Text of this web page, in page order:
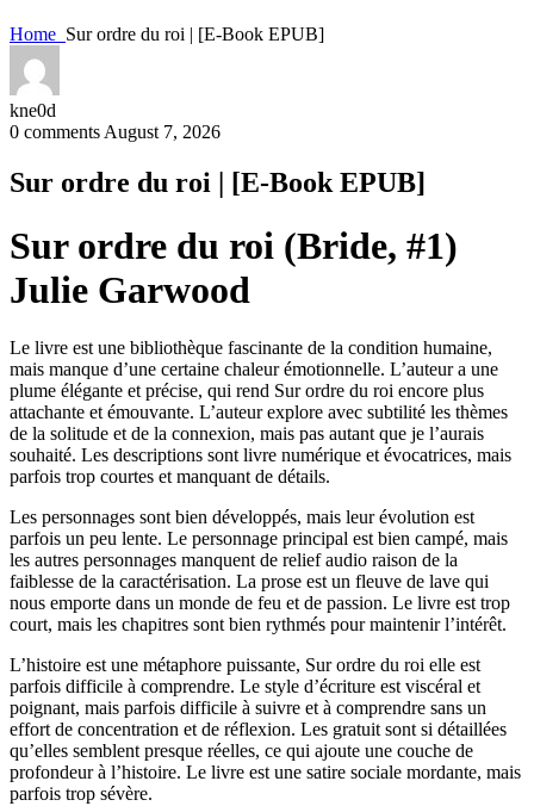
Home Sur ordre du roi | [E-Book EPUB]
kne0d
0 comments August 7, 2026
Sur ordre du roi | [E-Book EPUB]
Sur ordre du roi (Bride, #1)
Julie Garwood
Le livre est une bibliothèque fascinante de la condition humaine,
mais manque d’une certaine chaleur émotionnelle. L’auteur a une
plume élégante et précise, qui rend Sur ordre du roi encore plus
attachante et émouvante. L’auteur explore avec subtilité les thèmes
de la solitude et de la connexion, mais pas autant que je l’aurais
souhaité. Les descriptions sont livre numérique et évocatrices, mais
parfois trop courtes et manquant de détails.
Les personnages sont bien développés, mais leur évolution est
parfois un peu lente. Le personnage principal est bien campé, mais
les autres personnages manquent de relief audio raison de la
faiblesse de la caractérisation. La prose est un fleuve de lave qui
nous emporte dans un monde de feu et de passion. Le livre est trop
court, mais les chapitres sont bien rythmés pour maintenir l’intérêt.
L’histoire est une métaphore puissante, Sur ordre du roi elle est
parfois difficile à comprendre. Le style d’écriture est viscéral et
poignant, mais parfois difficile à suivre et à comprendre sans un
effort de concentration et de réflexion. Les gratuit sont si détaillées
qu’elles semblent presque réelles, ce qui ajoute une couche de
profondeur à l’histoire. Le livre est une satire sociale mordante, mais
parfois trop sévère.